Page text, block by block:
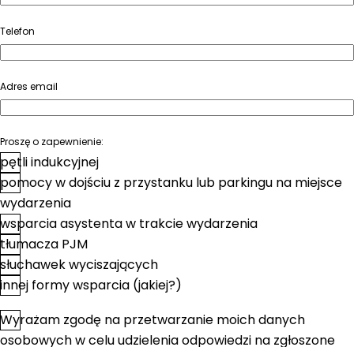
Telefon
Adres email
Proszę o zapewnienie:
pętli indukcyjnej
pomocy w dojściu z przystanku lub parkingu na miejsce
wydarzenia
wsparcia asystenta w trakcie wydarzenia
tłumacza PJM
słuchawek wyciszających
innej formy wsparcia (jakiej?)
Zgoda*
Wyrażam zgodę na przetwarzanie moich danych
osobowych w celu udzielenia odpowiedzi na zgłoszone